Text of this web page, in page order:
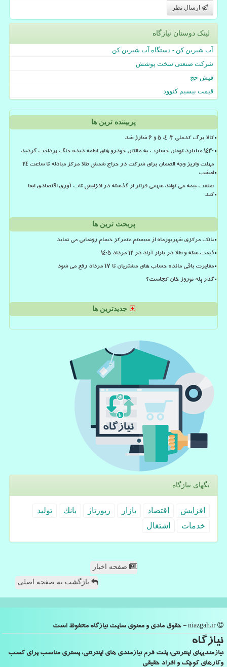
ارسال نظر
لینک دوستان نیازگاه
آب شیرین کن - دستگاه آب شیرین کن
شرکت صنعتی سخت پوشش
فیش حج
قیمت بیسیم کنوود
پربیننده ترین ها
کالا برگ کدملی 3، 4، 5 و 6 شارژ شد
۱۴۳۰ میلیارد تومان خسارت به مالکان خودرو های لطمه دیده جنگ پرداخت گردید
مهلت واریز وجه الضمان برای شرکت در حراج شمش طلا مرکز مبادله تا ساعت ۲۴
امشب
صنعت بیمه می تواند سهمی فراتر از گذشته در افزایش تاب آوری اقتصادی ایفا
کند
پربحث ترین ها
بانک مرکزی شهریورماه از سیستم متمرکز حسام رونمایی می نماید
قیمت سکه و طلا در بازار آزاد در ۱۲ مرداد ۱۴۰۵
مغایرت باقی مانده حساب های مشتریان تا 17 مرداد رفع می شود
گذر پله نوروز خان کجاست؟
جدیدترین ها
تگهای نیازگاه
افزایش اقتصاد بازار رپورتاژ بانك
تولید
خدمات
اشتغال
صفحه اخبار
بازگشت به صفحه اصلی
نیازگاه
نیازمندیهای اینترنتی: پلت فرم نیازمندی های اینترنتی، بستری مناسب برای کسب
وکارهای کوچک و افراد حقیقی